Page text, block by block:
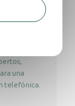
una
telefónica.